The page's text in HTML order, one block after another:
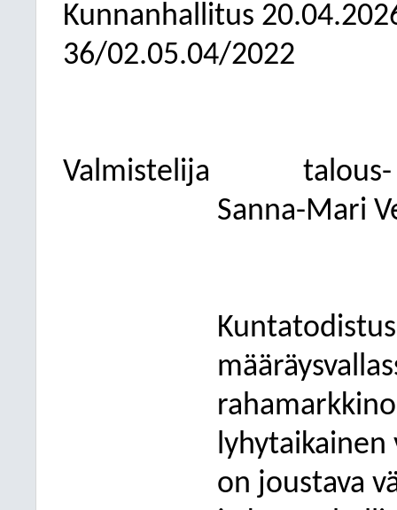
Kunnanhallitus
36/02.05.04/2022
Valmistelija
Sanna-Mari
lyhytaikainen
on joustava